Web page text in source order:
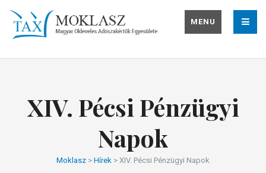
MENU
XIV. Pécsi Pénzügyi
Napok
Moklasz > Hírek > XIV. Pécsi Pénzügyi Napok